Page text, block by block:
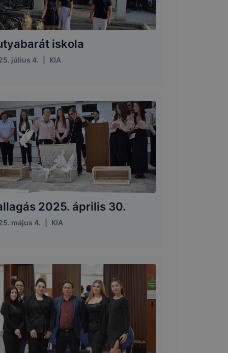
iskola
július 4. KIA
2025. április 30.
május 4. KIA